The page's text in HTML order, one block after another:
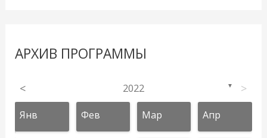
АРХИВ ПРОГРАММЫ
< 2022 ▼ >
Янв Фев Мар Апр